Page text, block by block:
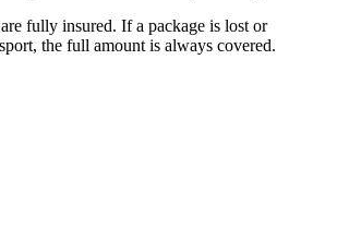
fully insured. If a package is lost or
the full amount is always covered.